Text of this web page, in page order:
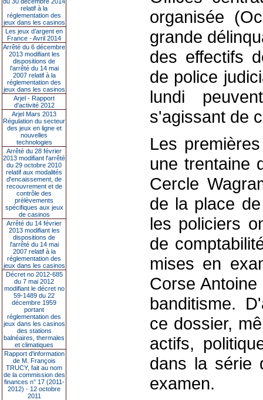
relatif à la
réglementation des
jeux dans les casinos
Les jeux d’argent en
France - Avril 2014
Arrêté du 6 décembre
2013 modifiant les
dispositions de
l’arrêté du 14 mai
2007 relatif à la
réglementation des
jeux dans les casinos
Arjel - Rapport
d'activité 2012
Arjel Mars 2013
Régulation du secteur
des jeux en ligne et
nouvelles
technologies
Arrêté du 28 février
2013 modifiant l'arrêté
du 29 octobre 2010
relatif aux modalités
d'encaissement, de
recouvrement et de
contrôle des
prélèvements
spécifiques aux jeux
de casinos
Arrêté du 14 février
2013 modifiant les
dispositions de
l'arrêté du 14 mai
2007 relatif à la
réglementation des
jeux dans les casinos
Décret no 2012-685
du 7 mai 2012
modifiant le décret no
59-1489 du 22
décembre 1959
portant
réglementation des
jeux dans les casinos
des stations
balnéaires, thermales
et climatiques
Rapport d'information
de M. François
TRUCY, fait au nom
de la commission des
finances n° 17 (2011-
2012) - 12 octobre
2011
organisée
grande
des effectifs
de police
lundi
s'agissant de
Les
une trentaine
Cercle
de la place
les policiers
de
mises en
Corse
banditisme.
ce dossier,
actifs,
dans la série
examen.